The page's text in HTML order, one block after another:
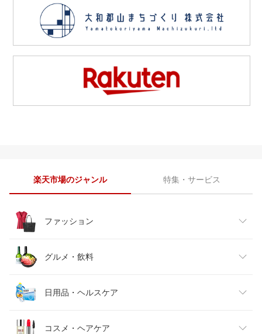
楽天市場のジャンル 特集・サービス
ファッション
レディースファッション
メンズファッション
キッズファッション
グルメ・飲料
食品
スイーツ・お菓子
日用品・ヘルスケア
日用品雑貨・文房具・手芸
コスメ・ヘアケア